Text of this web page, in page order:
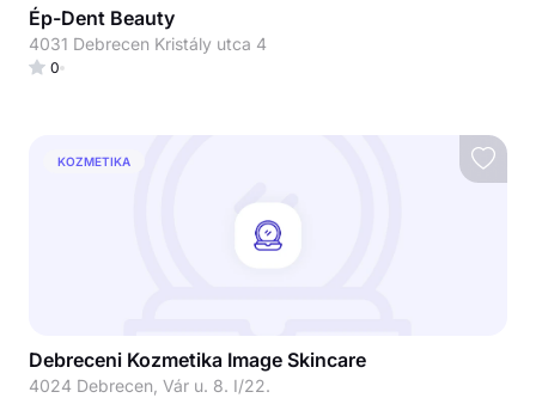
Ép-Dent Beauty
4031 Debrecen Kristály utca 4
0
KOZMETIKA
Debreceni Kozmetika Image Skincare
4024 Debrecen, Vár u. 8. I/22.